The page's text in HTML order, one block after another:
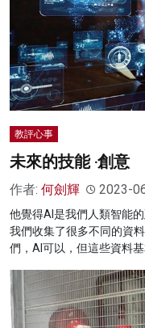
教評心事
未來的技能 ‧創意
作者: 何劍輝 2023-
他覺得AI是我們人類智能
我們收集了很多不同的資
們，AI可以，但這些資料